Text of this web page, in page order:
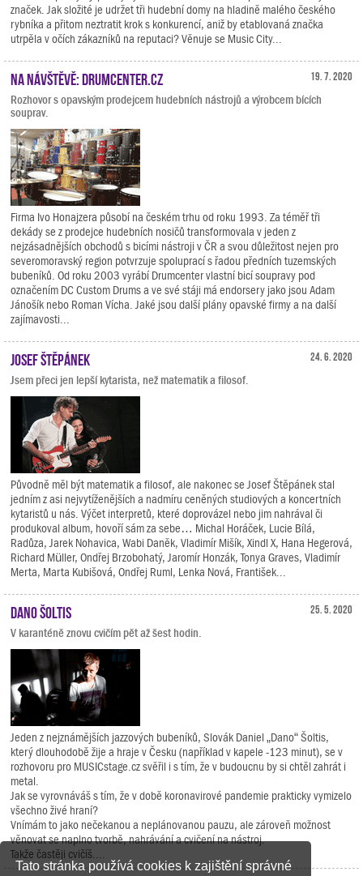
Tato stránka používá cookies k zajištění správné
značek. Jak složité je udržet tři hudební domy na hladině malého českého
rybníka a přitom neztratit krok s konkurencí, aniž by etablovaná značka
utrpěla v očích zákazníků na reputaci? Věnuje se Music City...
19. 7. 2020
Na návštěvě: Drumcenter.cz
Rozhovor s opavským prodejcem hudebních nástrojů a výrobcem bících
souprav.
Firma Ivo Honajzera působí na českém trhu od roku 1993. Za téměř tři
dekády se z prodejce hudebních nosičů transformovala v jeden z
nejzásadnějších obchodů s bicími nástroji v ČR a svou důležitost nejen pro
severomoravský region potvrzuje spoluprací s řadou předních tuzemských
bubeníků. Od roku 2003 vyrábí Drumcenter vlastní bicí soupravy pod
označením DC Custom Drums a ve své stáji má endorsery jako jsou Adam
Jánošík nebo Roman Vícha. Jaké jsou další plány opavské firmy a na další
zajímavosti...
24. 6. 2020
Josef Štěpánek
Jsem přeci jen lepší kytarista, než matematik a filosof.
Původně měl být matematik a filosof, ale nakonec se Josef Štěpánek stal
jedním z asi nejvytíženějších a nadmíru ceněných studiových a koncertních
kytaristů u nás. Výčet interpretů, které doprovázel nebo jim nahrával či
produkoval album, hovoří sám za sebe… Michal Horáček, Lucie Bílá,
Radůza, Jarek Nohavica, Wabi Daněk, Vladimír Mišík, Xindl X, Hana Hegerová,
Richard Müller, Ondřej Brzobohatý, Jaromír Honzák, Tonya Graves, Vladimír
Merta, Marta Kubišová, Ondřej Ruml, Lenka Nová, František...
25. 5. 2020
Dano Šoltis
V karanténě znovu cvičím pět až šest hodin.
Jeden z nejznámějších jazzových bubeníků, Slovák Daniel „Dano“ Šoltis,
který dlouhodobě žije a hraje v Česku (například v kapele -123 minut), se v
rozhovoru pro MUSICstage.cz svěřil i s tím, že v budoucnu by si chtěl zahrát i
metal.
Jak se vyrovnáváš s tím, že v době koronavirové pandemie prakticky vymizelo
všechno živé hraní?
Vnímám to jako nečekanou a neplánovanou pauzu, ale zároveň možnost
věnovat se naplno tvorbě, nahrávání a cvičení na nástroj.
Takže častěji cvičíš....